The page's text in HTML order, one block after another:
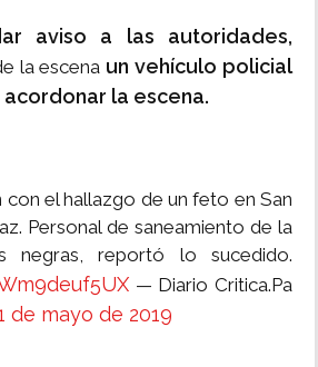
aviso a las autoridades,
la escena un vehículo policial
la escena.
con el hallazgo de un feto en San
Personal de saneamiento de la
negras, reportó lo sucedido.
— Diario Critica.Pa
de mayo de 2019